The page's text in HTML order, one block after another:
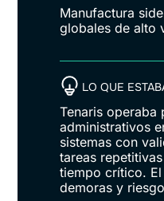
Manufactura
globales de alto
LO QUE
Tenaris operaba
administrativos
sistemas con
tareas
tiempo crítico.
demoras y